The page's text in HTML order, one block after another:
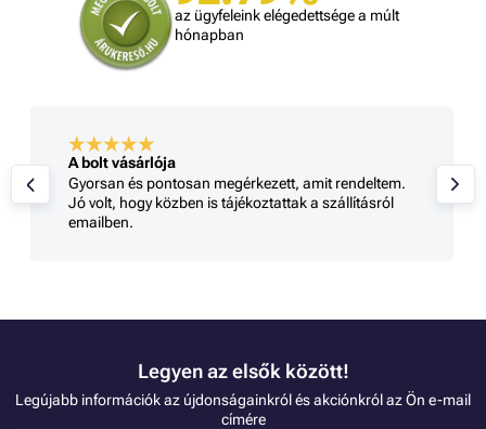
az ügyfeleink elégedettsége a múlt
hónapban
A bolt vásárlója
Gyorsan és pontosan megérkezett, amit rendeltem.
Jó volt, hogy közben is tájékoztattak a szállításról
emailben.
Legyen az elsők között!
Legújabb információk az újdonságainkról és akciónkról az Ön e-mail
címére